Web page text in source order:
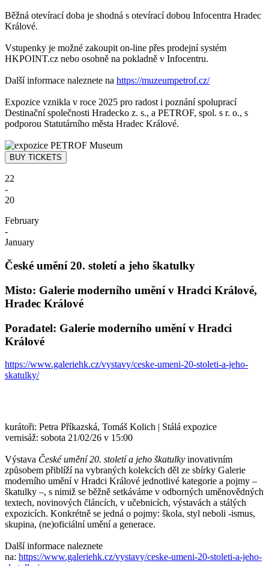
Běžná otevírací doba je shodná s otevírací dobou Infocentra Hradec
Králové.
Vstupenky je možné zakoupit on-line přes prodejní systém
HKPOINT.cz nebo osobně na pokladně v Infocentru.
Další informace naleznete na https://muzeumpetrof.cz/
Expozice vznikla v roce 2025 pro radost i poznání spoluprací
Destinační společnosti Hradecko z. s., a PETROF, spol. s r. o., s
podporou Statutárního města Hradec Králové.
22
-
20
February
-
January
České umění 20. století a jeho škatulky
Misto: Galerie moderního umění v Hradci Králové,
Hradec Králové
Poradatel: Galerie moderního umění v Hradci
Králové
https://www.galeriehk.cz/vystavy/ceske-umeni-20-stoleti-a-jeho-
skatulky/
kurátoři: Petra Příkazská, Tomáš Kolich | Stálá expozice
vernisáž: sobota 21/02/26 v 15:00
Výstava České umění 20. století a jeho škatulky inovativním
způsobem přiblíží na vybraných kolekcích děl ze sbírky Galerie
moderního umění v Hradci Králové jednotlivé kategorie a pojmy –
škatulky –, s nimiž se běžně setkáváme v odborných uměnovědných
textech, novinových článcích, v učebnicích, výstavách a stálých
expozicích. Konkrétně se jedná o pojmy: škola, styl neboli -ismus,
skupina, (ne)oficiální umění a generace.
Další informace naleznete
na: https://www.galeriehk.cz/vystavy/ceske-umeni-20-stoleti-a-jeho-